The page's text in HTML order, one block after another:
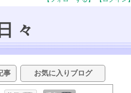
々
事 お気に入りブログ